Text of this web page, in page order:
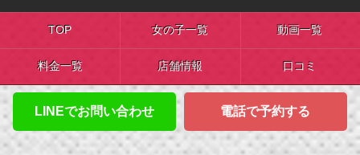
TOP 女の子一覧 動画一覧
料金一覧 店舗情報 口コミ
LINEでお問い合わせ 電話で予約する